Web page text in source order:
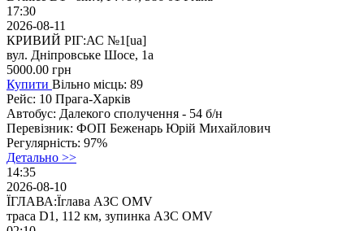
17:30
2026-08-11
КРИВИЙ РІГ:АС №1[ua]
вул. Дніпровське Шосе, 1а
5000.00 грн
Купити Вільно місць: 89
Рейс: 10 Прага-Харків
Автобус: Далекого сполучення - 54 б/н
Перевізник: ФОП Беженарь Юрій Михайлович
Регулярність: 97%
Детально >>
14:35
2026-08-10
ЇГЛАВА:Їглава АЗС OMV
траса D1, 112 км, зупинка АЗС OMV